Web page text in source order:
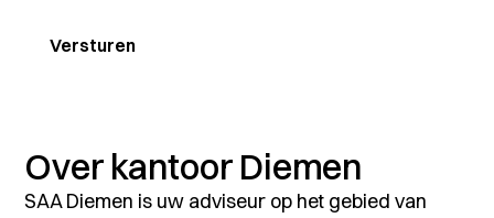
Over kantoor Diemen
SAA Diemen is uw adviseur op het gebied van